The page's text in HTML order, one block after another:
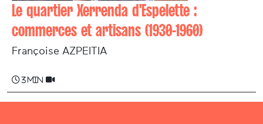
Le quartier Xerrenda d'Espelette :
commerces et artisans (1930-1960)
Françoise AZPEITIA
3 min